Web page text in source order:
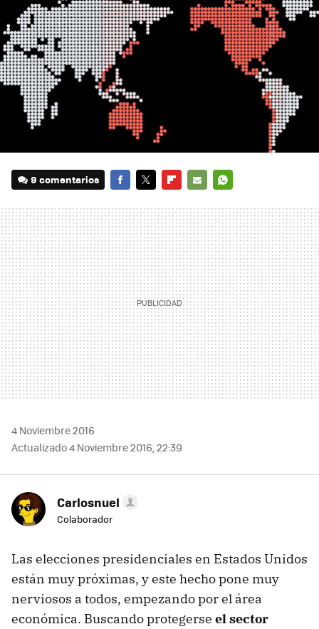
9 comentarios
MAIL
4 Noviembre 2016
Actualizado 4 Noviembre 2016, 22:39
Carlosnuel
Colaborador
Las elecciones presidenciales en Estados Unidos
están muy próximas, y este hecho pone muy
nerviosos a todos, empezando por el área
económica. Buscando protegerse el sector